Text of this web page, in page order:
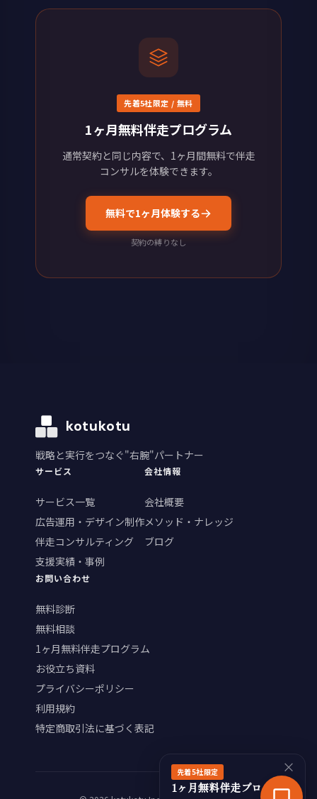
先着5社限定 / 無料
1ヶ月無料伴走プログラム
通常契約と同じ内容で、1ヶ月間無料で伴走
コンサルを体験できます。
無料で1ヶ月体験する
契約の縛りなし
kotukotu
戦略と実行をつなぐ"右腕"パートナー
サービス
サービス一覧
広告運用・デザイン制作
伴走コンサルティング
支援実績・事例
会社情報
会社概要
メソッド・ナレッジ
ブログ
お問い合わせ
無料診断
無料相談
1ヶ月無料伴走プログラム
お役立ち資料
プライバシーポリシー
利用規約
特定商取引法に基づく表記
×
先着5社限定
1ヶ月無料伴走プログラム